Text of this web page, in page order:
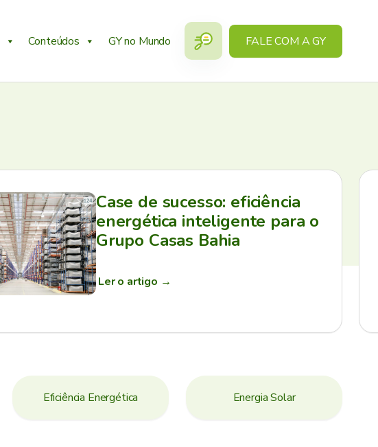
Conteúdos GY no Mundo FALE COM A GY
Case de sucesso: eficiência
energética inteligente para o
Grupo Casas Bahia
Ler o artigo →
Eficiência Energética Energia Solar